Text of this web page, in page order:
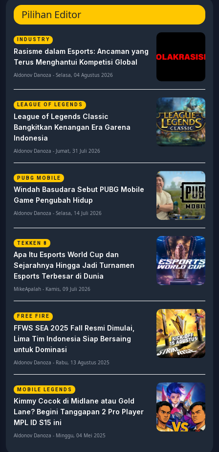
Pilihan Editor
INDUSTRY
Rasisme dalam Esports: Ancaman yang
Terus Menghantui Kompetisi Global
Aldonov Danoza - Selasa, 04 Agustus 2026
LEAGUE OF LEGENDS
League of Legends Classic
Bangkitkan Kenangan Era Garena
Indonesia
Aldonov Danoza - Jumat, 31 Juli 2026
PUBG MOBILE
Windah Basudara Sebut PUBG Mobile
Game Pengubah Hidup
Aldonov Danoza - Selasa, 14 Juli 2026
TEKKEN 8
Apa Itu Esports World Cup dan
Sejarahnya Hingga Jadi Turnamen
Esports Terbesar di Dunia
MikeApalah - Kamis, 09 Juli 2026
FREE FIRE
FFWS SEA 2025 Fall Resmi Dimulai,
Lima Tim Indonesia Siap Bersaing
untuk Dominasi
Aldonov Danoza - Rabu, 13 Agustus 2025
MOBILE LEGENDS
Kimmy Cocok di Midlane atau Gold
Lane? Begini Tanggapan 2 Pro Player
MPL ID S15 ini
Aldonov Danoza - Minggu, 04 Mei 2025